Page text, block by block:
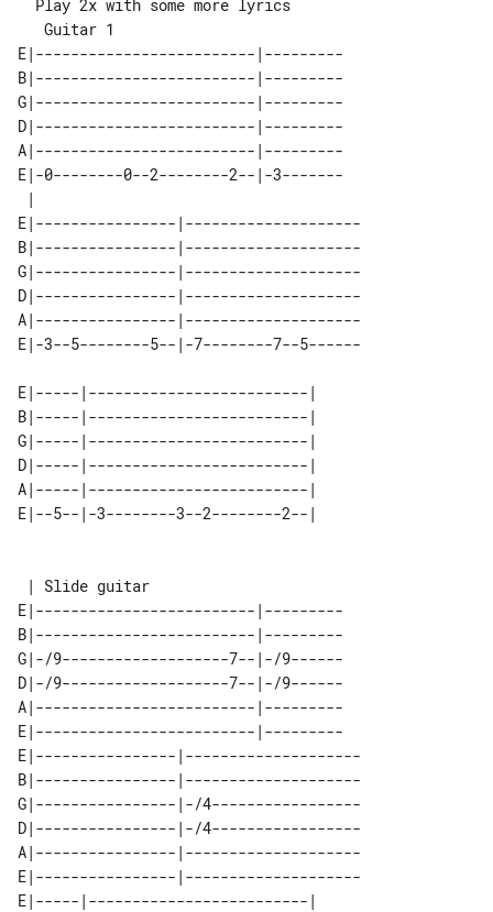
E|-------------------------|---------
B|-------------------------|---------
G|-------------------------|---------
D|-------------------------|---------
A|-------------------------|---------
E|-0--------0--2--------2--|-3-------
E|----------------|--------------------
B|----------------|--------------------
G|----------------|--------------------
D|----------------|--------------------
A|----------------|--------------------
E|-3--5--------5--|-7--------7--5------
E|-----|-------------------------|
B|-----|-------------------------|
G|-----|-------------------------|
D|-----|-------------------------|
A|-----|-------------------------|
E|--5--|-3--------3--2--------2--|
E|-------------------------|---------
B|-------------------------|---------
G|-/9-------------------7--|-/9------
D|-/9-------------------7--|-/9------
A|-------------------------|---------
E|-------------------------|---------
E|----------------|--------------------
B|----------------|--------------------
G|----------------|-/4-----------------
D|----------------|-/4-----------------
A|----------------|--------------------
E|----------------|--------------------
E|-----|-------------------------|